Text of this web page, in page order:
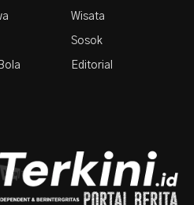
Wisata
Sosok
Editorial